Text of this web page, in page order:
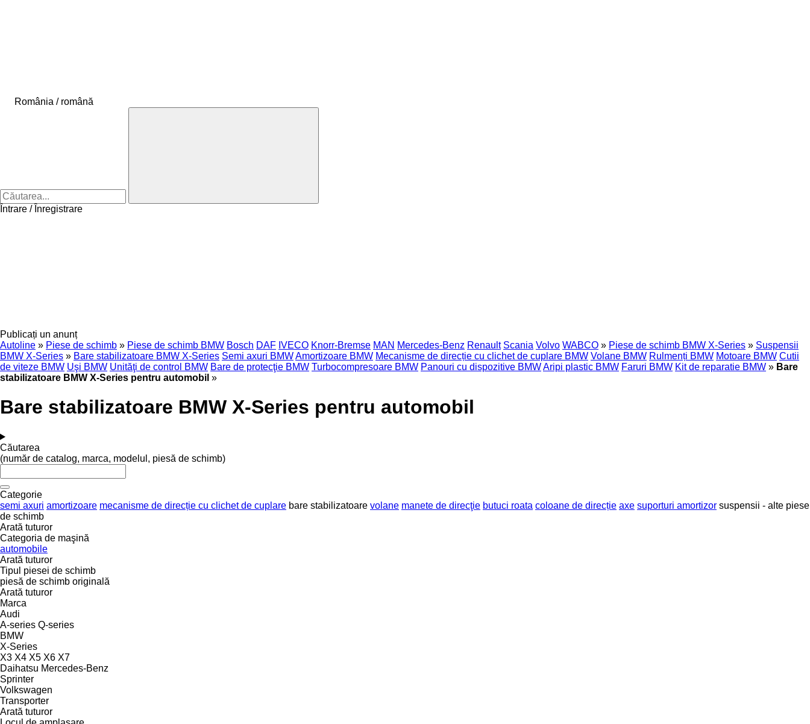
România / română
Întrare / Înregistrare
Publicați un anunț
Autoline » Piese de schimb » Piese de schimb BMW Bosch DAF IVECO Knorr-Bremse MAN Mercedes-Benz Renault Scania Volvo WABCO » Piese de schimb BMW X-Series » Suspensii
BMW X-Series » Bare stabilizatoare BMW X-Series Semi axuri BMWAmortizoare BMW Mecanisme de direcție cu clichet de cuplare BMW Volane BMW Rulmenți BMW Motoare BMW Cutii
de viteze BMW Uşi BMW Unităţi de control BMW Bare de protecţie BMW Turbocompresoare BMW Panouri cu dispozitive BMWAripi plastic BMW Faruri BMW Kit de reparatie BMW » Bare
stabilizatoare BMW X-Series pentru automobil »
Bare stabilizatoare BMW X-Series pentru automobil
Căutarea
(număr de catalog, marca, modelul, piesă de schimb)
Categorie
semi axuri amortizoare mecanisme de direcție cu clichet de cuplare bare stabilizatoare volane manete de direcţie butuci roata coloane de direcție axe suporturi amortizor suspensii - alte piese
de schimb
Arată tuturor
Categoria de maşină
automobile
Arată tuturor
Tipul piesei de schimb
piesă de schimb originală
Arată tuturor
Marca
Audi
A-series Q-series
BMW
X-Series
X3 X4 X5 X6 X7
Daihatsu Mercedes-Benz
Sprinter
Volkswagen
Transporter
Arată tuturor